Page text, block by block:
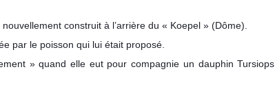
construit à l’arrière du « Koepel » (Dôme).
par le poisson qui lui était proposé.
» quand elle eut pour compagnie un dauphin Tursiops